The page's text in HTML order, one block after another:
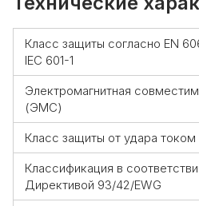
Класс защиты согласно EN
IEC 601-1
Электромагнитная
(ЭМС)
Класс защиты от удара
Классификация в
Директивой 93/42/EWG